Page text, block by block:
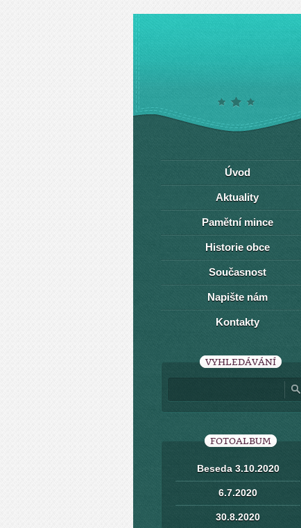
Úvod
Aktuality
Pamětní mince
Historie obce
Současnost
Napište nám
Kontakty
VYHLEDÁVÁNÍ
FOTOALBUM
Beseda 3.10.2020
6.7.2020
30.8.2020